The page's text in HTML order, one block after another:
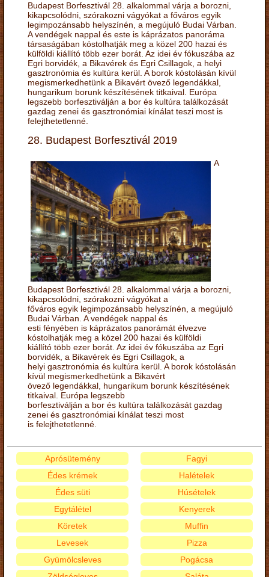
Budapest Borfesztivál 28. alkalommal várja a borozni,
kikapcsolódni, szórakozni vágyókat a főváros egyik
legimpozánsabb helyszínén, a megújuló Budai Várban.
A vendégek nappal és este is káprázatos panoráma
társaságában kóstolhatják meg a közel 200 hazai és
külföldi kiállító több ezer borát. Az idei év fókuszába az
Egri borvidék, a Bikavérek és Egri Csillagok, a helyi
gasztronómia és kultúra kerül. A borok kóstolásán kívül
megismerkedhetünk a Bikavért övező legendákkal,
hungarikum borunk készítésének titkaival. Európa
legszebb borfesztiválján a bor és kultúra találkozását
gazdag zenei és gasztronómiai kínálat teszi most is
felejthetetlenné.
28. Budapest Borfesztivál 2019
A
Budapest Borfesztivál 28. alkalommal várja a borozni,
kikapcsolódni, szórakozni vágyókat a
főváros egyik legimpozánsabb helyszínén, a megújuló
Budai Várban. A vendégek nappal és
esti fényében is káprázatos panorámát élvezve
kóstolhatják meg a közel 200 hazai és külföldi
kiállító több ezer borát. Az idei év fókuszába az Egri
borvidék, a Bikavérek és Egri Csillagok, a
helyi gasztronómia és kultúra kerül. A borok kóstolásán
kívül megismerkedhetünk a Bikavért
övező legendákkal, hungarikum borunk készítésének
titkaival. Európa legszebb
borfesztiválján a bor és kultúra találkozását gazdag
zenei és gasztronómiai kínálat teszi most
is felejthetetlenné.
Aprósütemény
Édes krémek
Édes süti
Egytálétel
Fagyi
Halételek
Húsételek
Kenyerek
Köretek
Levesek
Gyümölcsleves
Muffin
Pizza
Pogácsa